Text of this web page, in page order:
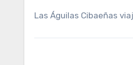
Las Águilas Cibaeñas